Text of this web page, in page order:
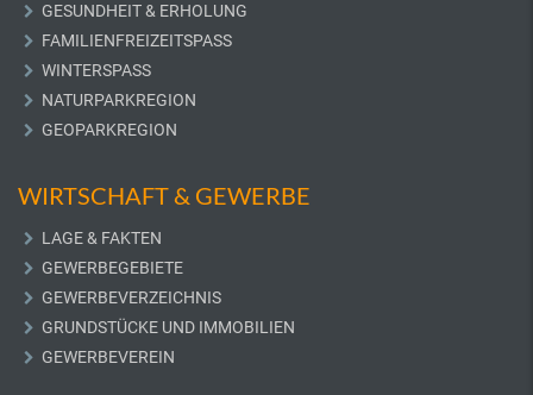
GESUNDHEIT & ERHOLUNG
FAMILIENFREIZEITSPASS
WINTERSPASS
NATURPARKREGION
GEOPARKREGION
WIRTSCHAFT & GEWERBE
LAGE & FAKTEN
GEWERBEGEBIETE
GEWERBEVERZEICHNIS
GRUNDSTÜCKE UND IMMOBILIEN
GEWERBEVEREIN